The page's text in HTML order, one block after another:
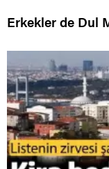
Erkekler de Dul